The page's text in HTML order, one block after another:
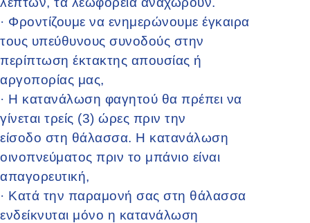
· Φροντίζουμε να ενημερώνουμε έγκαιρα
τους υπεύθυνους συνοδούς στην
περίπτωση έκτακτης απουσίας ή
αργοπορίας μας,
· Η κατανάλωση φαγητού θα πρέπει να
γίνεται τρείς (3) ώρες πριν την
είσοδο στη θάλασσα. Η κατανάλωση
οινοπνεύματος πριν το μπάνιο είναι
απαγορευτική,
· Κατά την παραμονή σας στη θάλασσα
ενδείκνυται μόνο η κατανάλωση